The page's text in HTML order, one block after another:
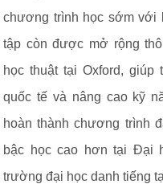
chương trình học sớm với
tập còn được mở rộng
học thuật tại Oxford,
quốc tế và nâng cao kỹ
hoàn thành chương trình
bậc học cao hơn tại Đại
trường đại học danh tiếng